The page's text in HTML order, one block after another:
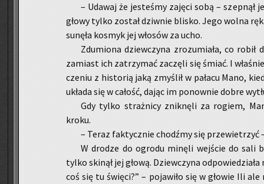
– Uda­waj że je­ste­śmy za­ję­ci sobą – szep­nął
głowy tylko zo­stał dziw­nie bli­sko. Jego wolna
su­nę­ła ko­smyk jej wło­sów za ucho.
Zdu­mio­na dziew­czy­na zro­zu­mia­ła, co
za­miast ich za­trzy­mać za­czę­li się śmiać. I
cze­niu z hi­sto­rią jaką zmy­ślił w pa­ła­cu Mano,
ukła­da się w ca­łość, dając im po­now­nie dobre
Gdy tylko straż­ni­cy znik­nę­li za ro­giem,
kroku.
– Teraz fak­tycz­nie chodź­my się prze­wie­trzyć
W dro­dze do ogro­du mi­nę­li wej­ście do sali
tylko ski­nął jej głową. Dziew­czy­na
coś się tu świę­ci?” – po­ja­wi­ło się w gło­wie Ili